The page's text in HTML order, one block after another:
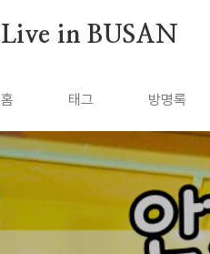
Live in BUSAN
홈 태그 방명록